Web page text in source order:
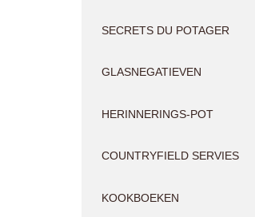
SECRETS DU POTAGER
GLASNEGATIEVEN
HERINNERINGS-POT
COUNTRYFIELD SERVIES
KOOKBOEKEN